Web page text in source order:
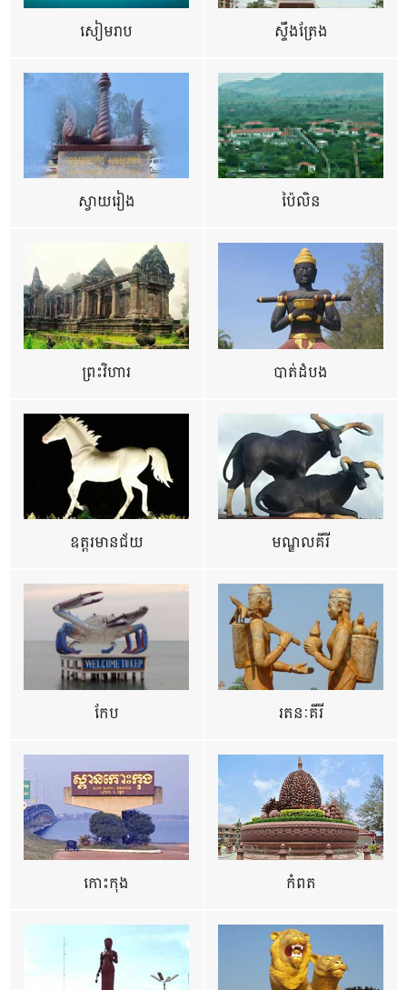
សៀមរាប ស្ទឹងត្រែង
ស្វាយរៀង ប៉ៃលិន
ព្រះវិហារ បាត់ដំបង
ឧត្ដរមានជ័យ មណ្ឌលគីរី
កែប រតនៈគីរី
កោះកុង កំពត